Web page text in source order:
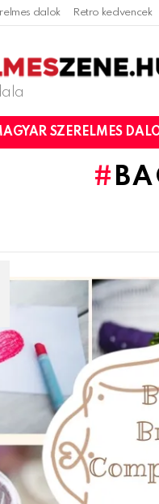
dalok Retro kedvencek
SZERELMES